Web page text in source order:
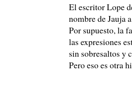
El escritorLope
nombre de Jauja
Por supuesto, la
las expresiones
sin sobresaltos y
Pero eso es otra